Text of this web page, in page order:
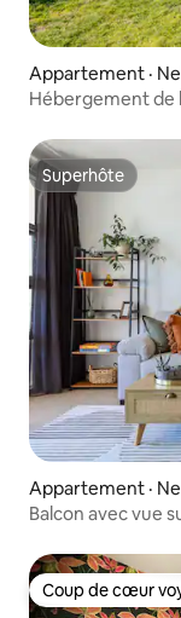
Appartement ·
Hébergement de
Superhôte
Superhôte
Appartement ·
Balcon avec vue
Coup de cœur
Coup de cœur